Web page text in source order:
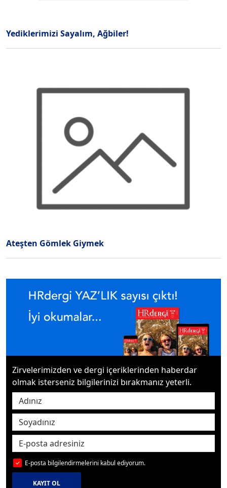
Yediklerimizi Sayalım, Ağbiler!
Ateşten Gömlek Giymek
Zirvelerimizden ve dergi içeriklerinden haberdar
olmak isterseniz bilgilerinizi bırakmanız yeterli.
E-posta bilgilendirmelerini kabul ediyorum.
KAYIT OL